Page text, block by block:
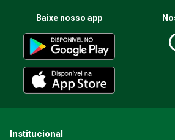
Baixe nosso app
Institucional